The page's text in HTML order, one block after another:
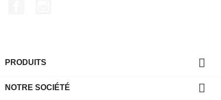
PRODUITS 
NOTRE SOCIÉTÉ 